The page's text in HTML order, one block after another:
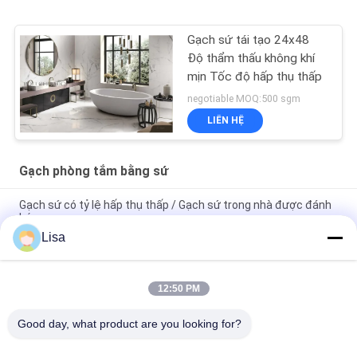
Gạch sứ tái tạo 24x48
Độ thẩm thấu không khí
mịn Tốc độ hấp thụ thấp
negotiable MOQ:500 sgm
LIÊN HỆ
Gạch phòng tắm bằng sứ
Gạch sứ có tỷ lệ hấp thụ thấp / Gạch sứ trong nhà được đánh
bóng
Thiết kế thời trang bằng đá cẩm thạch Gạch gốm mộc mạc
Màu be Kích thước 400 * 800 mm
Gạch lát sàn phòng tắm bằng đá sa thạch cao cấp Độ cứng
Lisa
12:50 PM
Good day, what product are you looking for?